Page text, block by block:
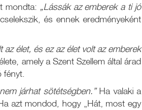
mondta: „Lássák az emberek a ti jó
és ennek eredményeként
az élet, és ez az élet volt az emberek
amely a Szent Szellem által árad
járhat sötétségben.”Ha valaki a
azt mondod, hogy „Hát, most egy